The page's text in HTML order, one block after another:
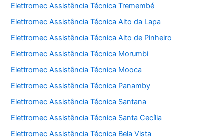
Elettromec Assistência Técnica Tremembé
Elettromec Assistência Técnica Alto da Lapa
Elettromec Assistência Técnica Alto de Pinheiro
Elettromec Assistência Técnica Morumbi
Elettromec Assistência Técnica Mooca
Elettromec Assistência Técnica Panamby
Elettromec Assistência Técnica Santana
Elettromec Assistência Técnica Santa Cecília
Elettromec Assistência Técnica Bela Vista